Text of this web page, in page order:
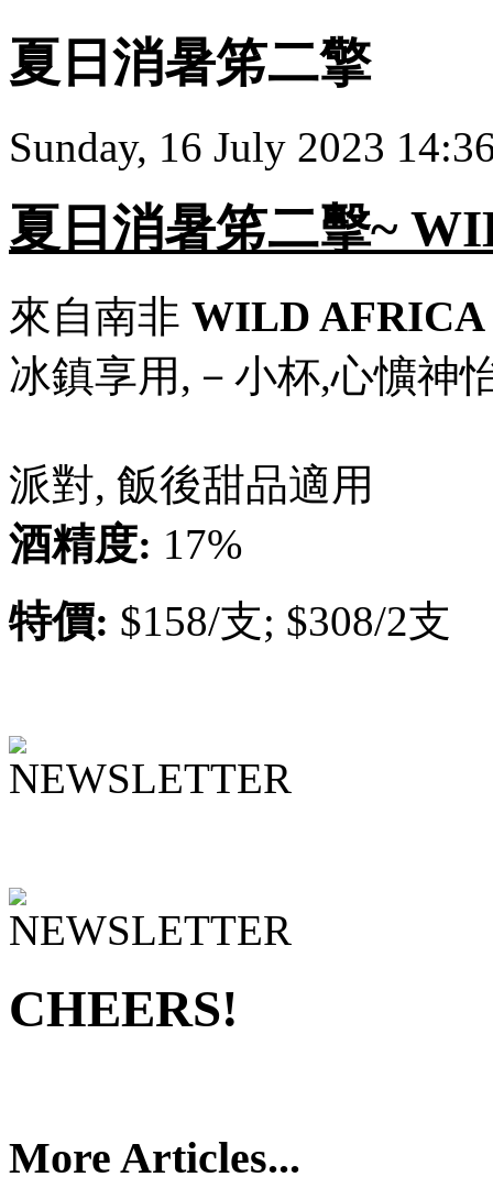
夏日消暑笫二擎
Sunday, 16 July 2023
夏日消暑笫二擊~
來自南非 WILD
冰鎮享用,－小杯,心懭神
派對, 飯後甜品適用
酒精度: 17%
特價: $158/支; $308/2支
CHEERS!
More Articles...